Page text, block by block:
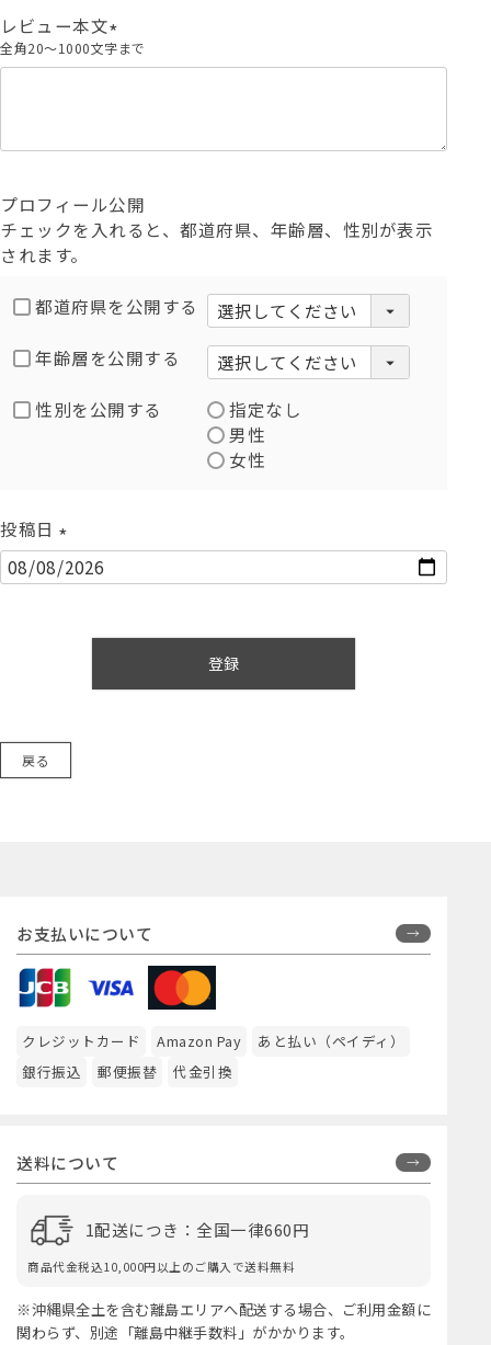
レビュー本文
(
全角20～1000文字まで
プロフィール公開
チェックを入れると、都道府県、年齢層、性別が表示
されます。
都道府県を公開する
年齢層を公開する
性別を公開する
指定なし
男性
女性
投稿日
(
必
登録
戻る
お支払いについて
クレジットカード Amazon Pay
あと払い（ペイディ）
銀行振込
郵便振替 代金引換
送料について
1配送につき：全国一律660円
商品代金税込10,000円以上のご購入で送料無料
※沖縄県全土を含む離島エリアへ配送する場合、ご利用金額に
関わらず、別途「離島中継手数料」がかかります。